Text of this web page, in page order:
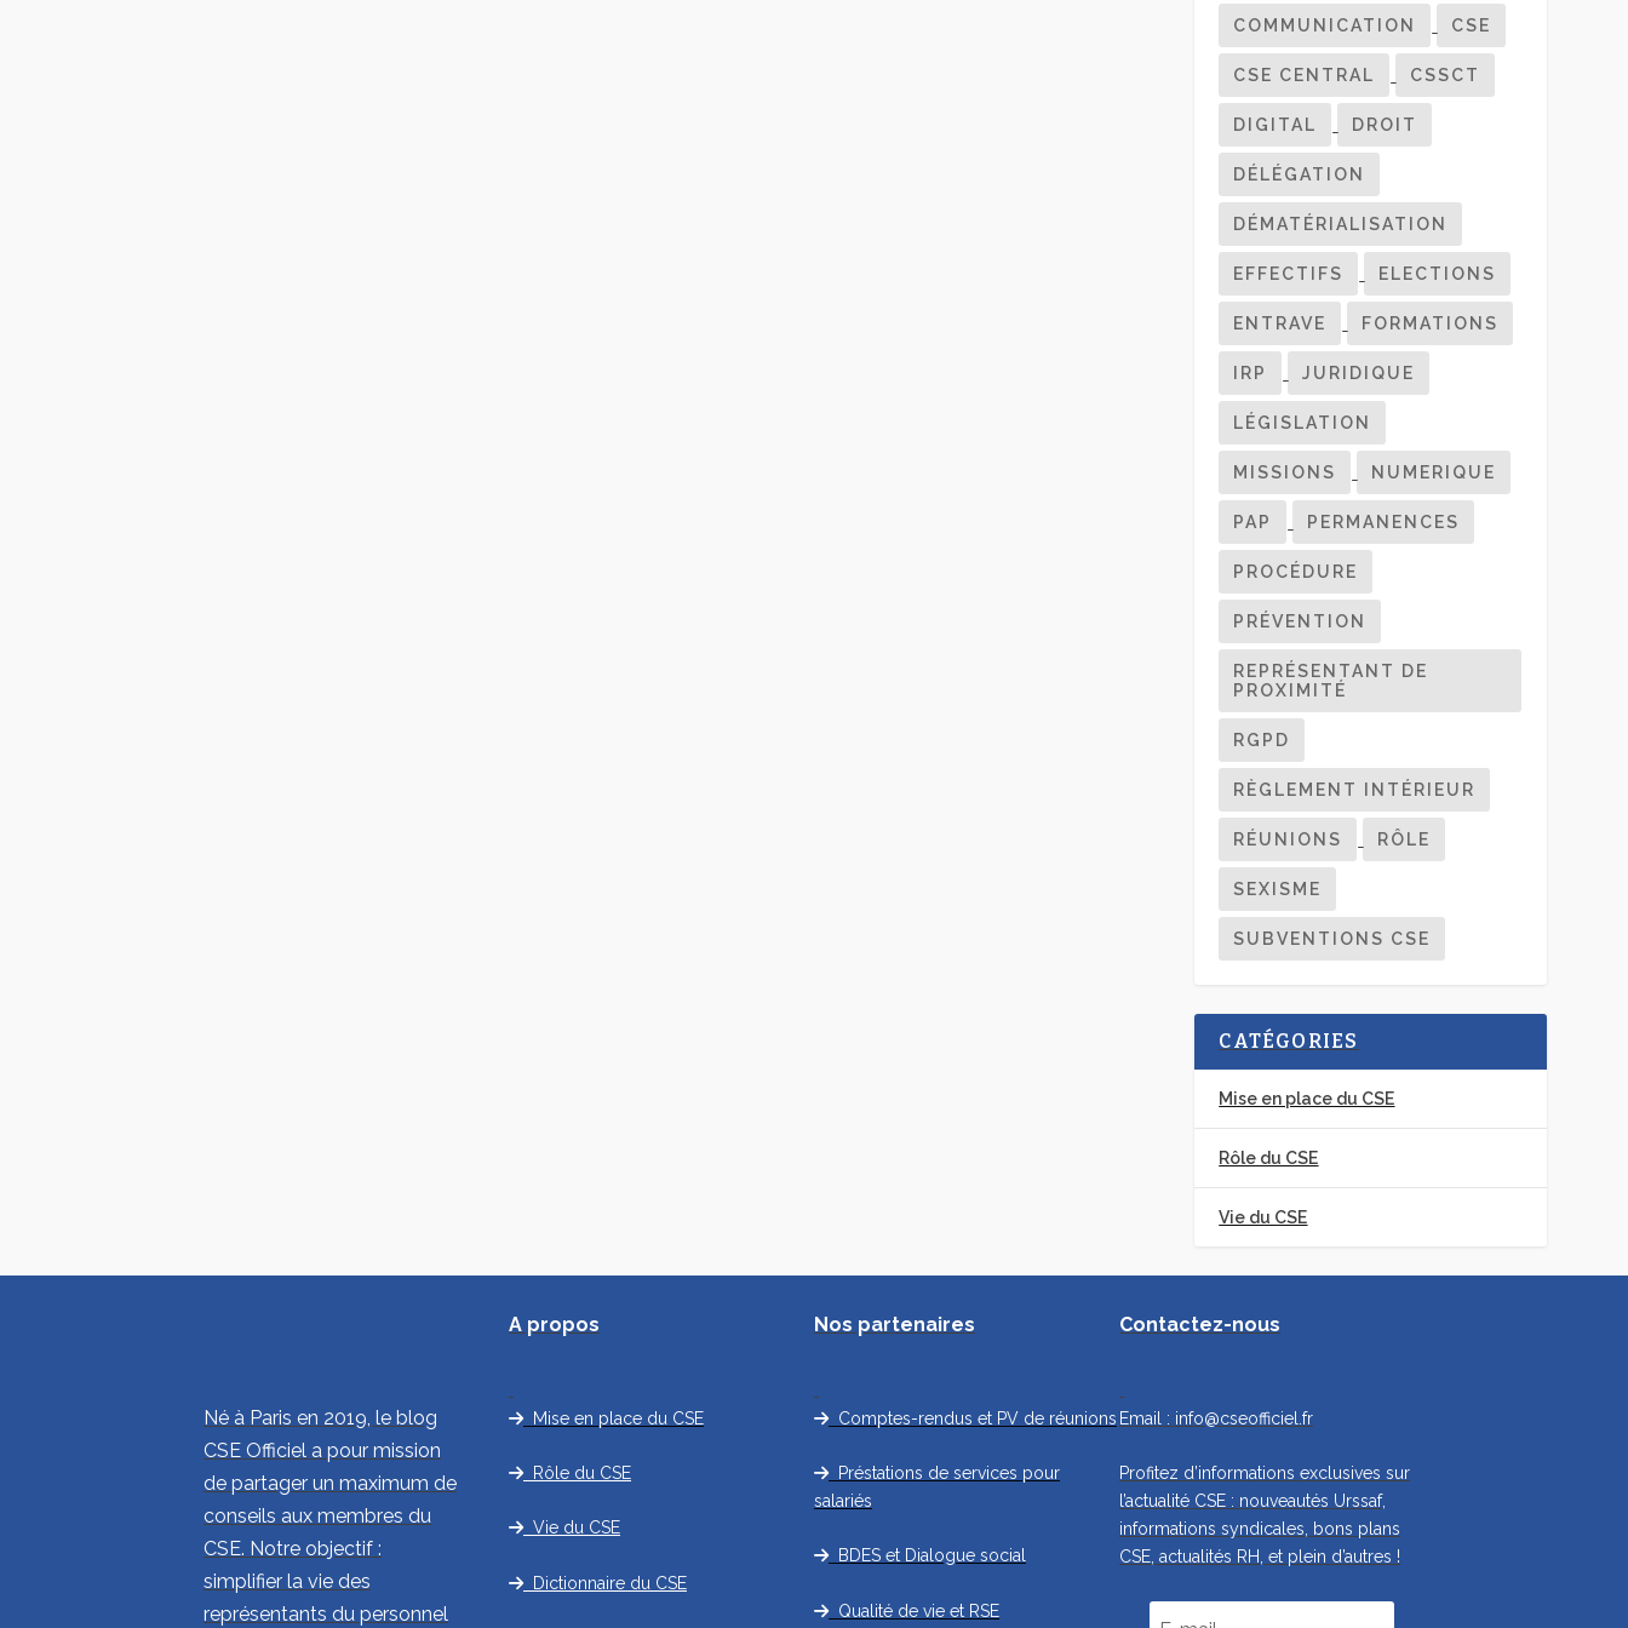
COMMUNICATION CSE
CSE CENTRAL CSSCT
DIGITAL DROIT
DÉLÉGATION
DÉMATÉRIALISATION
EFFECTIFS ELECTIONS
ENTRAVE FORMATIONS
IRP JURIDIQUE
LÉGISLATION
MISSIONS NUMERIQUE
PAP PERMANENCES
PROCÉDURE
PRÉVENTION
REPRÉSENTANT DE
PROXIMITÉ
RGPD
RÈGLEMENT INTÉRIEUR
RÉUNIONS RÔLE
SEXISME
SUBVENTIONS CSE
CATÉGORIES
Mise en place du CSE
Rôle du CSE
Vie du CSE
Né à Paris en 2019, le blog
CSE Officiel a pour mission
de partager un maximum de
conseils aux membres du
CSE. Notre objectif :
simplifier la vie des
représentants du personnel
A propos
Mise en place du CSE
Rôle du CSE
Vie du CSE
Dictionnaire du CSE
Nos partenaires
Comptes-rendus et PV de réunions
Préstations de services pour
salariés
BDES et Dialogue social
Qualité de vie et RSE
Contactez-nous
Email : info@cseofficiel.fr
Profitez d’informations exclusives sur
l’actualité CSE : nouveautés Urssaf,
informations syndicales, bons plans
CSE, actualités RH, et plein d’autres !